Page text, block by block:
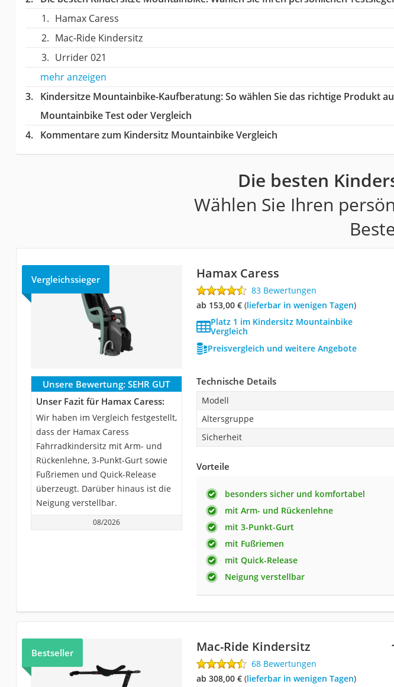
Hamax Caress
Mac-Ride Kindersitz
Urrider 021
mehr anzeigen
Kindersitze Mountainbike-Kaufberatung: So wählen Sie das richtige Produkt
Mountainbike Test oder Vergleich
Kommentare zum Kindersitz Mountainbike Vergleich
Die besten
Wählen Sie Ihren
Vergleichssieger Hamax Caress
83 Bewertungen
ab 153,00 €( Lieferbar in wenigen Tagen)
Platz 1 im Kindersitz Mountainbike
Vergleich
Preisvergleich und weitere Angebote
Unsere Bewertung: SEHR GUT
Unser Fazit für Hamax Caress:
Wir haben im Vergleich festgestellt,
dass der Hamax Caress
Fahrradkindersitz mit Arm- und
Rückenlehne, 3-Punkt-Gurt sowie
Fußriemen und Quick-Release
überzeugt. Darüber hinaus ist die
Neigung verstellbar.
08/2026
Technische Details
Modell
Altersgruppe
Sicherheit
Vorteile
besonders sicher und komfortabel
mit Arm- und Rückenlehne
mit 3-Punkt-Gurt
mit Fußriemen
mit Quick-Release
Neigung verstellbar
Bestseller Mac-Ride Kindersitz
68 Bewertungen
ab 308,00 €( Lieferbar in wenigen Tagen)